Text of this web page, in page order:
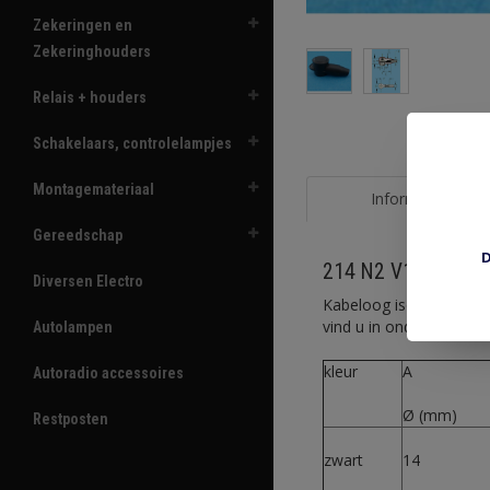
Zekeringen en
Zekeringhouders
Relais + houders
Schakelaars, controlelampjes
Montagemateriaal
Gereedschap
Diversen Electro
Autolampen
Autoradio accessoires
Restposten
Informatie
214 N2 V14 oog
Kabeloog isolator van
vind u in onderstaande
kleur A
Ø (mm)
zwart 14